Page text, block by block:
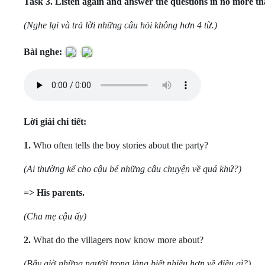
(Nghe lại và trả lời những câu hỏi không hơn 4 từ.)
Bài nghe:
Lời giải chi tiết:
1. Who often tells the boy stories about the party?
(Ai thường kể cho cậu bé những câu chuyện về quá khứ?)
=> His parents.
(Cha mẹ cậu ấy)
2. What do the villagers now know more about?